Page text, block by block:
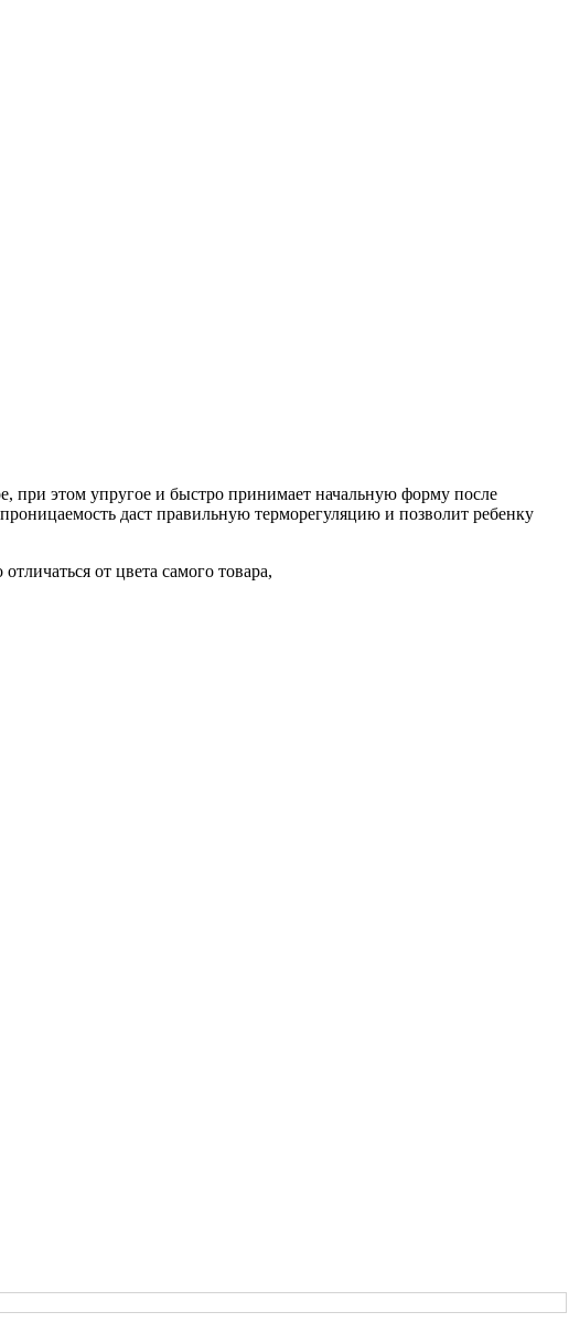
при этом упругое и быстро принимает начальную форму после
даст правильную терморегуляцию и позволит ребенку
от цвета самого товара,